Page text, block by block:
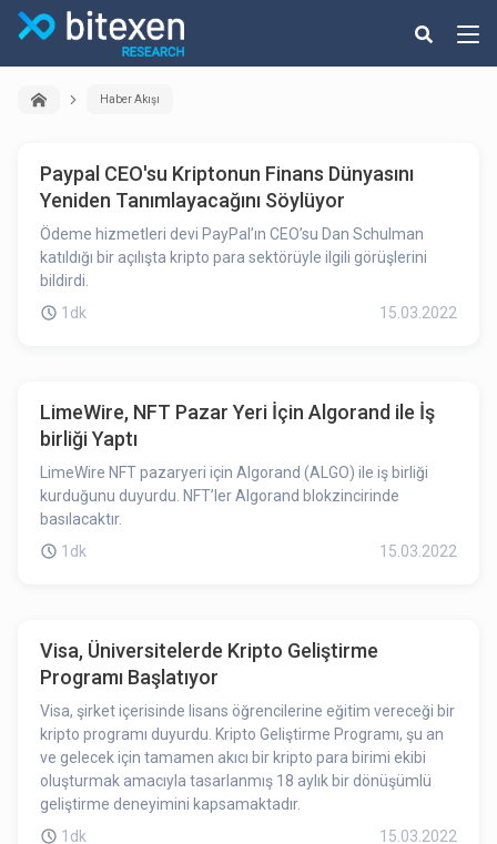
Haber Akışı
Paypal CEO'su Kriptonun Finans Dünyasını
Yeniden Tanımlayacağını Söylüyor
Ödeme hizmetleri devi PayPal’ın CEO’su Dan Schulman
katıldığı bir açılışta kripto para sektörüyle ilgili görüşlerini
bildirdi.
1dk
15.03.2022
LimeWire, NFT Pazar Yeri İçin Algorand ile İş
birliği Yaptı
LimeWire NFT pazaryeri için Algorand (ALGO) ile iş birliği
kurduğunu duyurdu. NFT’ler Algorand blokzincirinde
basılacaktır.
1dk
15.03.2022
Visa, Üniversitelerde Kripto Geliştirme
Programı Başlatıyor
Visa, şirket içerisinde lisans öğrencilerine eğitim vereceği bir
kripto programı duyurdu. Kripto Geliştirme Programı, şu an
ve gelecek için tamamen akıcı bir kripto para birimi ekibi
oluşturmak amacıyla tasarlanmış 18 aylık bir dönüşümlü
geliştirme deneyimini kapsamaktadır.
1dk
15.03.2022